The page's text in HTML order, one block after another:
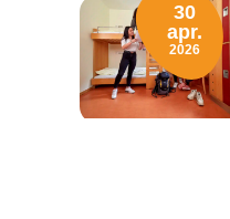
30
apr.
2026